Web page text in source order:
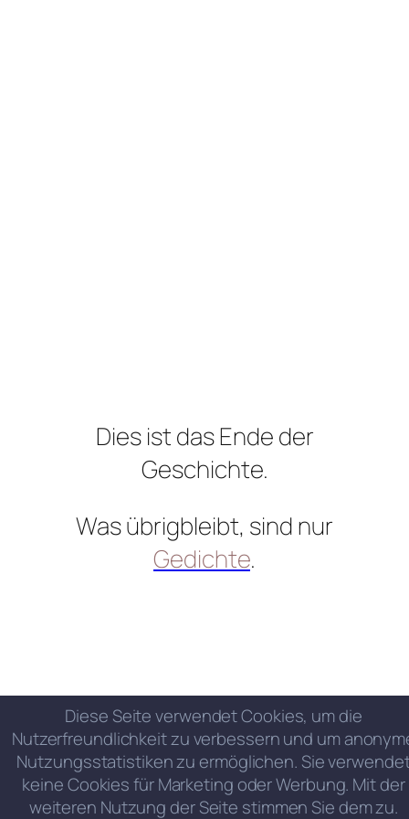
Dies ist das Ende der
Geschichte.
Was übrigbleibt, sind nur
Gedichte.
Diese Seite verwendet Cookies, um die
Nutzerfreundlichkeit zu verbessern und um
Nutzungsstatistiken zu ermöglichen. Sie
keine Cookies für Marketing oder Werbung. Mit der
weiteren Nutzung der Seite stimmen Sie dem zu.